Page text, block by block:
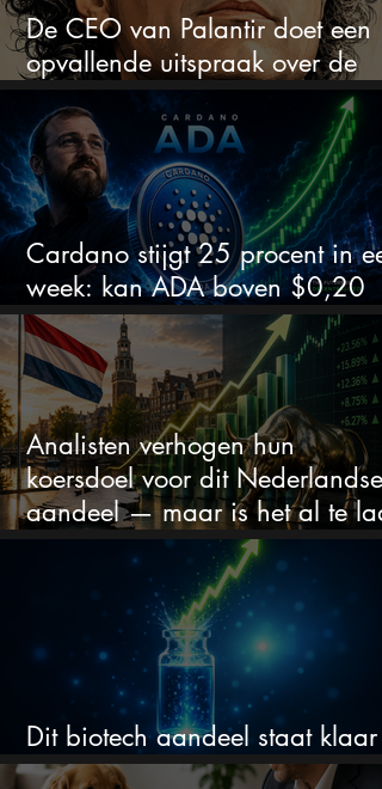
De CEO van Palantir doet een
opvallende uitspraak over de
beurs
Cardano stijgt 25 procent in
week: kan ADA boven $0,20
blijven?
Analisten verhogen hun
koersdoel voor dit Nederlandse
aandeel — maar is het al te laat
om in te stappen?
Dit biotech aandeel staat klaar
voor een flinke rally